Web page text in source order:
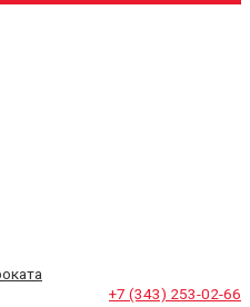
+7 (343) 253-02-66